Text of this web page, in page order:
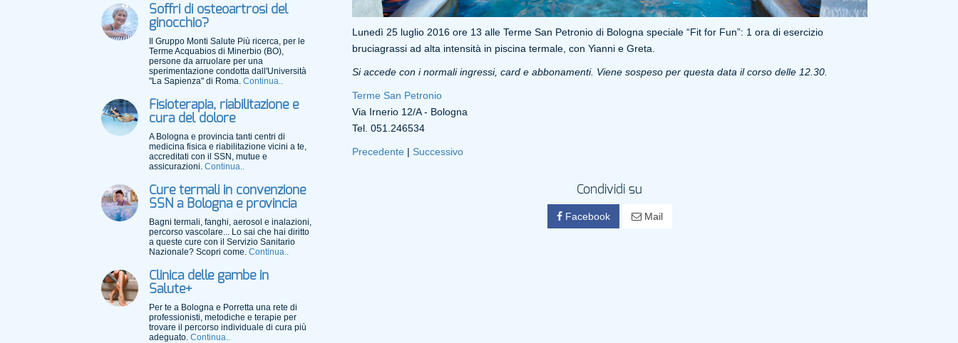
Lunedì 25 luglio 2016 ore 13 alle Terme San Petronio di Bologna speciale “Fit for Fun”: 1 ora di esercizio
bruciagrassi ad alta intensità in piscina termale, con Yianni e Greta.
Si accede con i normali ingressi, card e abbonamenti. Viene sospeso per questa data il corso delle 12.30.
Terme San Petronio
Via Irnerio 12/A - Bologna
Tel. 051.246534
Precedente | Successivo
Condividi su
Facebook Mail
Soffri di osteoartrosi del
ginocchio?
Il Gruppo Monti Salute Più ricerca, per le
Terme Acquabios di Minerbio (BO),
persone da arruolare per una
sperimentazione condotta dall'Università
"La Sapienza" di Roma. Continua..
Fisioterapia, riabilitazione e
cura del dolore
A Bologna e provincia tanti centri di
medicina fisica e riabilitazione vicini a te,
accreditati con il SSN, mutue e
assicurazioni. Continua..
Cure termali in convenzione
SSN a Bologna e provincia
Bagni termali, fanghi, aerosol e inalazioni,
percorso vascolare... Lo sai che hai diritto
a queste cure con il Servizio Sanitario
Nazionale? Scopri come. Continua..
Clinica delle gambe in
Salute+
Per te a Bologna e Porretta una rete di
professionisti, metodiche e terapie per
trovare il percorso individuale di cura più
adeguato. Continua..